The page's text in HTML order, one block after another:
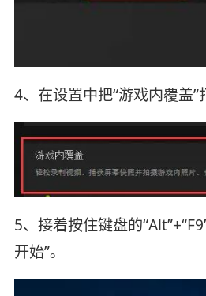
4、在设置中把“游戏内覆盖”
5、接着按住键盘的
开始”。